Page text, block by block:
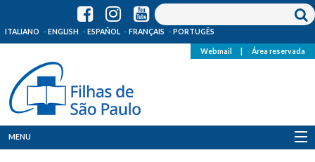
ITALIANO ENGLISH ESPAÑOL FRANÇAIS PORTUGÊS
Webmail Área reservada
MENU